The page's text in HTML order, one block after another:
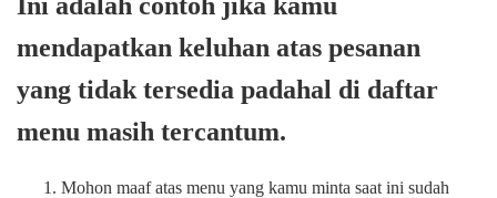
mendapatkan keluhan atas pesanan
yang tidak tersedia padahal di daftar
menu masih tercantum.
Mohon maaf atas menu yang kamu minta saat ini sudah